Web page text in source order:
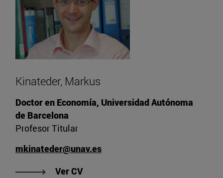
Kinateder, Markus
Doctor en Economía, Universidad Autónoma
de Barcelona
Profesor Titular
mkinateder@unav.es
Ver CV"Ver CV de Kinateder, Markus"